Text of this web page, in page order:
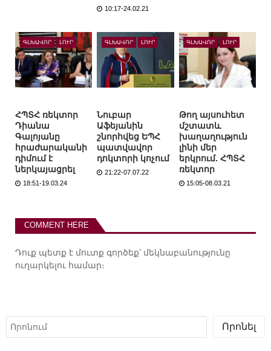
10:17-24.02.21
ԳԼԽԱՎՈՐ ԼՈՒՐ
ՀՊՏՀ ռեկտոր
Դիանա
Գալոյանը
հրաժարականի
դիմում է
ներկայացրել
18:51-19.03.24
ԳԼԽԱՎՈՐ ԼՈՒՐ
Նուբար
Աֆեյանին
շնորհվեց ԵՊՀ
պատվավոր
դոկտորի կոչում
21:22-07.07.22
ԳԼԽԱՎՈՐ ԼՈՒՐ
Թող այսուհետ
մշտատև
խաղաղություն
լինի մեր
երկրում. ՀՊՏՀ
ռեկտոր
15:05-08.03.21
COMMENT HERE
Դուք պետք է մուտք գործեք՝ մեկնաբանությունը
ուղարկելու համար։
Որոնել
Որոնել